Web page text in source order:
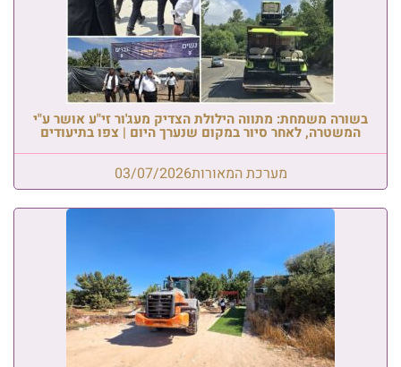
בשורה משמחת: מתווה הילולת הצדיק מעג'ור זי"ע אושר ע"י
המשטרה, לאחר סיור במקום שנערך היום | צפו בתיעודים
מערכת המאורות03/07/2026